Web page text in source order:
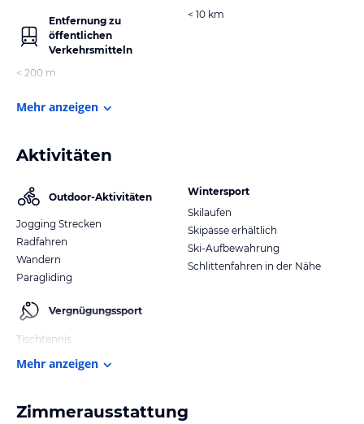
Entfernung zu
öffentlichen
Verkehrsmitteln
< 200 m
< 10 km
Mehr anzeigen
Aktivitäten
Outdoor-Aktivitäten
Jogging Strecken
Radfahren
Wandern
Paragliding
Vergnügungssport
Tischtennis
Wintersport
Skilaufen
Skipässe erhältlich
Ski-Aufbewahrung
Schlittenfahren in der Nähe
Mehr anzeigen
Zimmerausstattung